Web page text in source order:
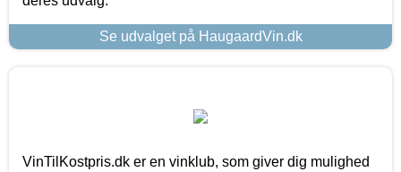
Se udvalget på HaugaardVin.dk
VinTilKostpris.dk er en vinklub, som giver dig mulighed